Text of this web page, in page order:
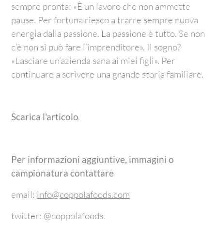
sempre pronta: «È un lavoro che non ammette
pause. Per fortuna riesco a trarre sempre nuova
energia dalla passione. La passione è tutto. Se non
c’è non si può fare l’imprenditore». Il sogno?
«Lasciare un’azienda sana ai miei figli». Per
continuare a scrivere una grande storia familiare.
Scarica l'articolo
Per informazioni aggiuntive, immagini o
campionatura contattare
email: info@coppolafoods.com
twitter: @coppolafoods